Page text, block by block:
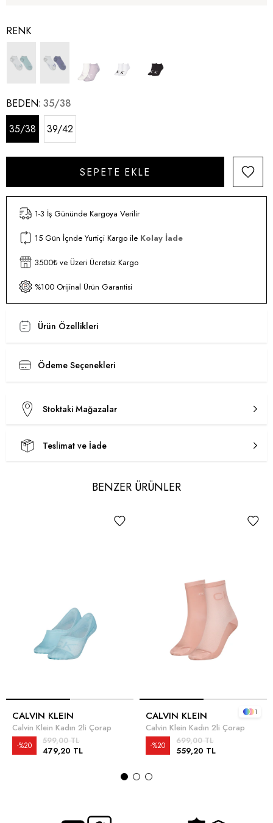
RENK
BEDEN 35/38
35/38
39/42
1-3 İş Gününde Kargoya Verilir
15 Gün İçnde Yurtiçi Kargo ile Kolay İade
3500₺ ve Üzeri Ücretsiz Kargo
%100 Orijinal Ürün Garantisi
Ürün Özellikleri
Ödeme Seçenekleri
Stoktaki Mağazalar
Teslimat ve İade
BENZER ÜRÜNLER
CALVIN KLEIN
Calvin Klein Kadın 2li Çorap
479,20 TL
599,00 TL
%20
CALVIN KLEIN
Calvin Klein Kadın 2li Çorap
559,20 TL
699,00 TL
%20
1